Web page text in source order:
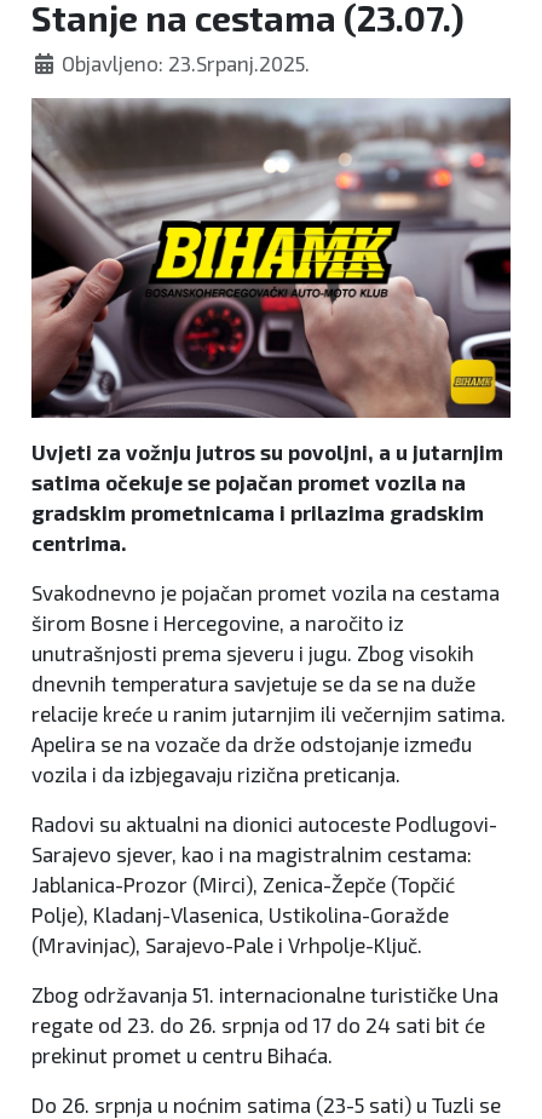
Stanje na cestama (23.07.)
Objavljeno: 23.Srpanj.2025.
Uvjeti za vožnju jutros su povoljni, a u jutarnjim
satima očekuje se pojačan promet vozila na
gradskim prometnicama i prilazima gradskim
centrima.
Svakodnevno je pojačan promet vozila na cestama
širom Bosne i Hercegovine, a naročito iz
unutrašnjosti prema sjeveru i jugu. Zbog visokih
dnevnih temperatura savjetuje se da se na duže
relacije kreće u ranim jutarnjim ili večernjim satima.
Apelira se na vozače da drže odstojanje između
vozila i da izbjegavaju rizična preticanja.
Radovi su aktualni na dionici autoceste Podlugovi-
Sarajevo sjever, kao i na magistralnim cestama:
Jablanica-Prozor (Mirci), Zenica-Žepče (Topčić
Polje), Kladanj-Vlasenica, Ustikolina-Goražde
(Mravinjac), Sarajevo-Pale i Vrhpolje-Ključ.
Zbog održavanja 51. internacionalne turističke Una
regate od 23. do 26. srpnja od 17 do 24 sati bit će
prekinut promet u centru Bihaća.
Do 26. srpnja u noćnim satima (23-5 sati) u Tuzli se